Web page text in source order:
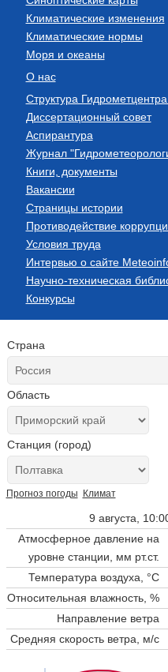
Климатические изменения
Климатические нормы
Моря и океаны
О нас
Структура
Диссертационный совет
Аспирантура
Журнал
Книги, документы
Вакансии
Страницы истории
Противодействие
Условия труда
Интервью о сайте
Научно-техническая
Конкурсы
Страна
Область
Станция (город)
Прогноз погоды Климат
9 августа,
Атмосферное давление на
уровне станции, мм рт.ст.
Температура воздуха, °C
Относительная влажность, %
Направление ветра
Средняя скорость ветра, м/с